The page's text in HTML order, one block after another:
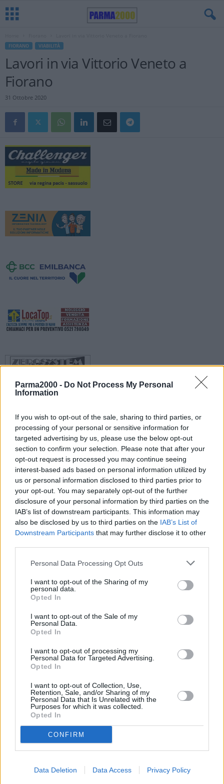
Parma2000 - Do Not Process My Personal
Information
If you wish to opt-out of the sale, sharing to third parties, or
processing of your personal or sensitive information for
targeted advertising by us, please use the below opt-out
section to confirm your selection. Please note that after your
opt-out request is processed you may continue seeing
interest-based ads based on personal information utilized by
us or personal information disclosed to third parties prior to
your opt-out. You may separately opt-out of the further
disclosure of your personal information by third parties on the
IAB’s list of downstream participants. This information may
also be disclosed by us to third parties on the IAB’s List of
Downstream Participants that may further disclose it to other
Personal Data Processing Opt Outs
I want to opt-out of the Sharing of my
personal data.
Opted In
I want to opt-out of the Sale of my
Personal Data.
Opted In
I want to opt-out of processing my
Personal Data for Targeted Advertising.
Opted In
I want to opt-out of Collection, Use,
Retention, Sale, and/or Sharing of my
Personal Data that Is Unrelated with the
Purposes for which it was collected.
Opted In
CONFIRM
Data Deletion Data Access Privacy Policy
FIORANO VIABILITÀ
Lavori in via Vittorio Veneto a
Fiorano
31 Ottobre 2020
Da lunedì 2 novembre a martedì 8 dicembre è prevista la chiusura
totale al traffico di via Veneto da via Santa Caterina a via Gramsci,
via Del Santuario, per la pavimentazione stradale da parte della
ditta incaricata dalla FGP Srl per conto del Comune di Fiorano
Modenese, consentendo quando è tecnicamente possibile, il
transito esclusivamente dei veicoli dei residenti e dei mezzi di
soccorso.
Sarà istituito un doppio senso di marcia in via Vittorio Veneto da via
agli uffici comunali.